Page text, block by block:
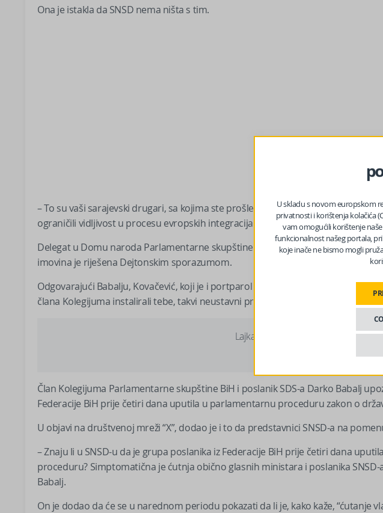
Ona je istakla da SNSD nema ništa s tim.
– To su vaši sarajevski drugari, sa kojima ste prošle sedmice izglasali formiranje
ograničili vidljivost u procesu evropskih integracija – naglasila je Trišić Babić, za
Delegat u Domu naroda Parlamentarne skupštine BiH Radovan Kovačević rekao
imovina je riješena Dejtonskim sporazumom.
Odgovarajući Babalju, Kovačević, koji je i portparol SNSD-a, rekao je: “Dok
člana Kolegijuma instalirali tebe, takvi neustavni prijedlozi nisu mogli biti
Lajkajte nas na Facebooku?
Član Kolegijuma Parlamentarne skupštine BiH i poslanik SDS-a Darko Babalj
Federacije BiH prije četiri dana uputila u parlamentarnu proceduru zakon o
U objavi na društvenoj mreži “X”, dodao je i to da predstavnici SNSD-a na
– Znaju li u SNSD-u da je grupa poslanika iz Federacije BiH prije četiri dana
proceduru? Simptomatična je ćutnja obično glasnih ministara i poslanika
Babalj.
On je dodao da će se u narednom periodu pokazati da li je, kako kaže, “ćutanje
U skladu s novom europskom
privatnosti i korištenja kolačića
vam omogućili korištenje
funkcionalnost našeg portala,
koje inače ne bismo mogli